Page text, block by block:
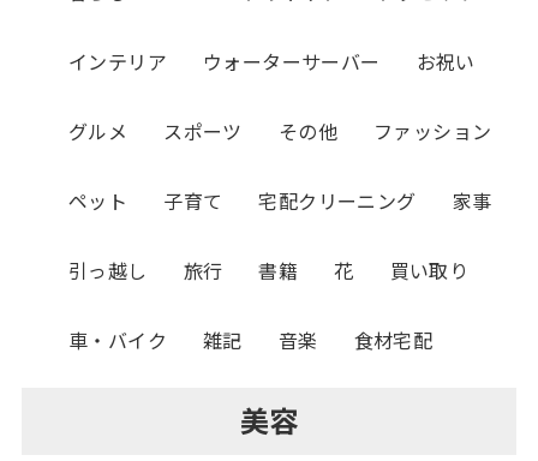
インテリア ウォーターサーバー お祝い
グルメ スポーツ その他 ファッション
ペット 子育て 宅配クリーニング 家事
引っ越し 旅行 書籍 花 買い取り
車・バイク 雑記 音楽 食材宅配
美容